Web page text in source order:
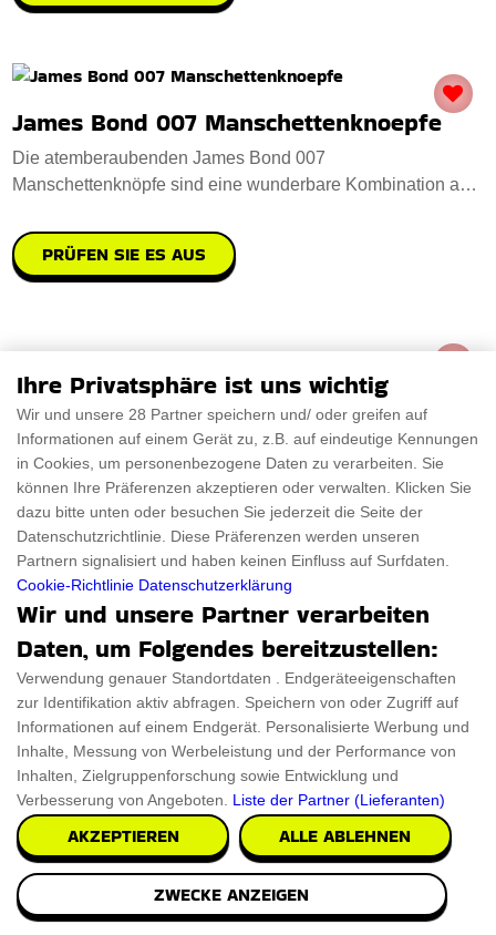
James Bond 007 Manschettenknoepfe
Die atemberaubenden James Bond 007
Manschettenknöpfe sind eine wunderbare Kombination aus
PRÜFEN SIE ES AUS
Ihre Privatsphäre ist uns wichtig
Wir und unsere 28 Partner speichern und/ oder greifen auf
Informationen auf einem Gerät zu, z.B. auf eindeutige Kennungen
in Cookies, um personenbezogene Daten zu verarbeiten. Sie
können Ihre Präferenzen akzeptieren oder verwalten. Klicken Sie
dazu bitte unten oder besuchen Sie jederzeit die Seite der
Datenschutzrichtlinie. Diese Präferenzen werden unseren
Partnern signalisiert und haben keinen Einfluss auf Surfdaten.
Cookie-Richtlinie Datenschutzerklärung
Wir und unsere Partner verarbeiten
Daten, um Folgendes bereitzustellen:
Verwendung genauer Standortdaten . Endgeräteeigenschaften
zur Identifikation aktiv abfragen. Speichern von oder Zugriff auf
Informationen auf einem Endgerät. Personalisierte Werbung und
Inhalte, Messung von Werbeleistung und der Performance von
Inhalten, Zielgruppenforschung sowie Entwicklung und
Verbesserung von Angeboten. Liste der Partner (Lieferanten)
AKZEPTIEREN ALLE ABLEHNEN
ZWECKE ANZEIGEN